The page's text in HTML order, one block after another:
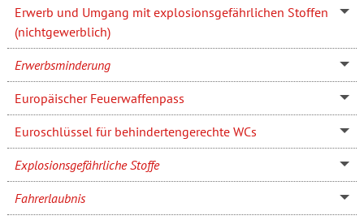
Erwerb und Umgang mit explosionsgefährlichen Stoffen
(nichtgewerblich)
Erwerbsminderung
Europäischer Feuerwaffenpass
Euroschlüssel für behindertengerechte WCs
Explosionsgefährliche Stoffe
Fahrerlaubnis